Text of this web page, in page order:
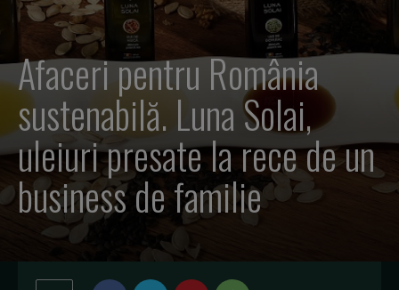
Afaceri pentru România
sustenabilă. Luna Solai,
uleiuri presate la rece de un
business de familie